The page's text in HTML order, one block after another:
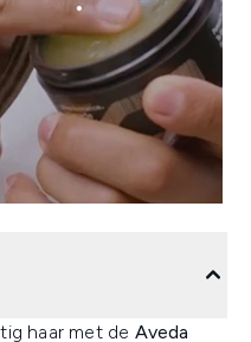
haar met de Aveda